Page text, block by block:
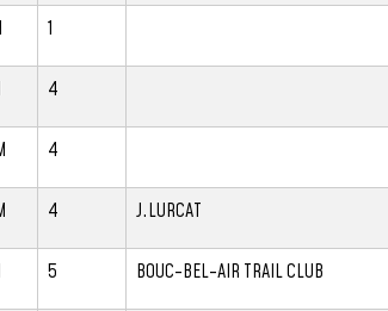
1
4
4
4 J.LURCAT
5 BOUC-BEL-AIR TRAIL CLUB